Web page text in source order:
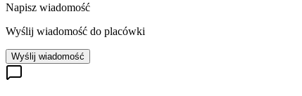
Napisz wiadomość
Wyślij wiadomość do placówki
Wyślij wiadomość